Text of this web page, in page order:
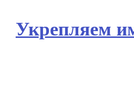
Укрепляем